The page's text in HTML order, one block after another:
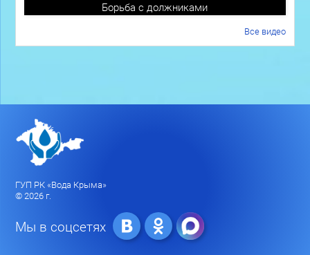
Борьба с должниками
Все видео
ГУП РК «Вода Крыма»
© 2026 г.
Мы в соцсетях